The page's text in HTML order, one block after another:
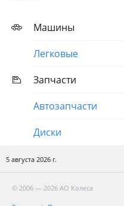
Машины
Легковые
Запчасти
Автозапчасти
Диски
5 августа 2026 г.
© 2006 — 2026 АО Колеса